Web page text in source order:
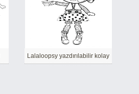
Lalaloopsy yazdırılabilir kolay